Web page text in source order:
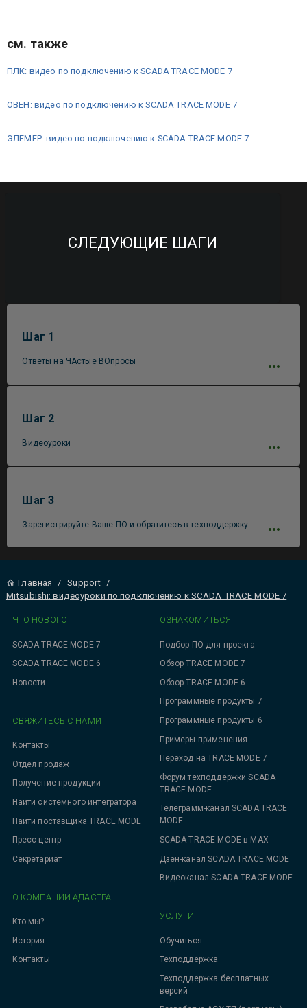
см. также
ПЛК: видео по подключению к SCADA TRACE MODE 7
ОВЕН: видео по подключению к SCADA TRACE MODE 7
ЭЛЕМЕР: видео по подключению к SCADA TRACE MODE 7
СЛЕДУЮЩИЕ ШАГИ
Шаг 1
Ответы на ЧАстые ВОпросы
Шаг 2
Видеоуроки
Шаг 3
Зарегистрируйте Ваше ПО и обратитесь в техподдержку
Главная / Support /
Mitsubishi: видеоуроки по подключению к SCADA TRACE MODE 7
ЧТО НОВОГО
SCADA TRACE MODE 7
SCADA TRACE MODE 6
Новости
ОЗНАКОМИТЬСЯ
Подбор ПО для проекта
Обзор TRACE MODE 7
Обзор TRACE MODE 6
Программные продукты 7
Программные продукты 6
Примеры применения
Переход на TRACE MODE 7
Форум техподдержки SCADA
TRACE MODE
Телеграмм-канал SCADA TRACE
MODE
SCADA TRACE MODE в MAX
Дзен-канал SCADA TRACE MODE
Видеоканал SCADA TRACE MODE
УСЛУГИ
Обучиться
Техподдержка
Техподдержка бесплатных
версий
СВЯЖИТЕСЬ С НАМИ
Контакты
Отдел продаж
Получение продукции
Найти системного интегратора
Найти поставщика TRACE MODE
Пресс-центр
Секретариат
О КОМПАНИИ АДАСТРА
Кто мы?
История
Контакты